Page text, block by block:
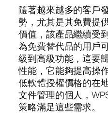
隨著越來越多的客戶
勢，尤其是其免費提
價值，該產品繼續受
為免費替代品的用戶
級到高級功能，這要
性能，它能夠提高操
低軟體授權價格的在
文件管理的個人，
策略滿足這些需求。